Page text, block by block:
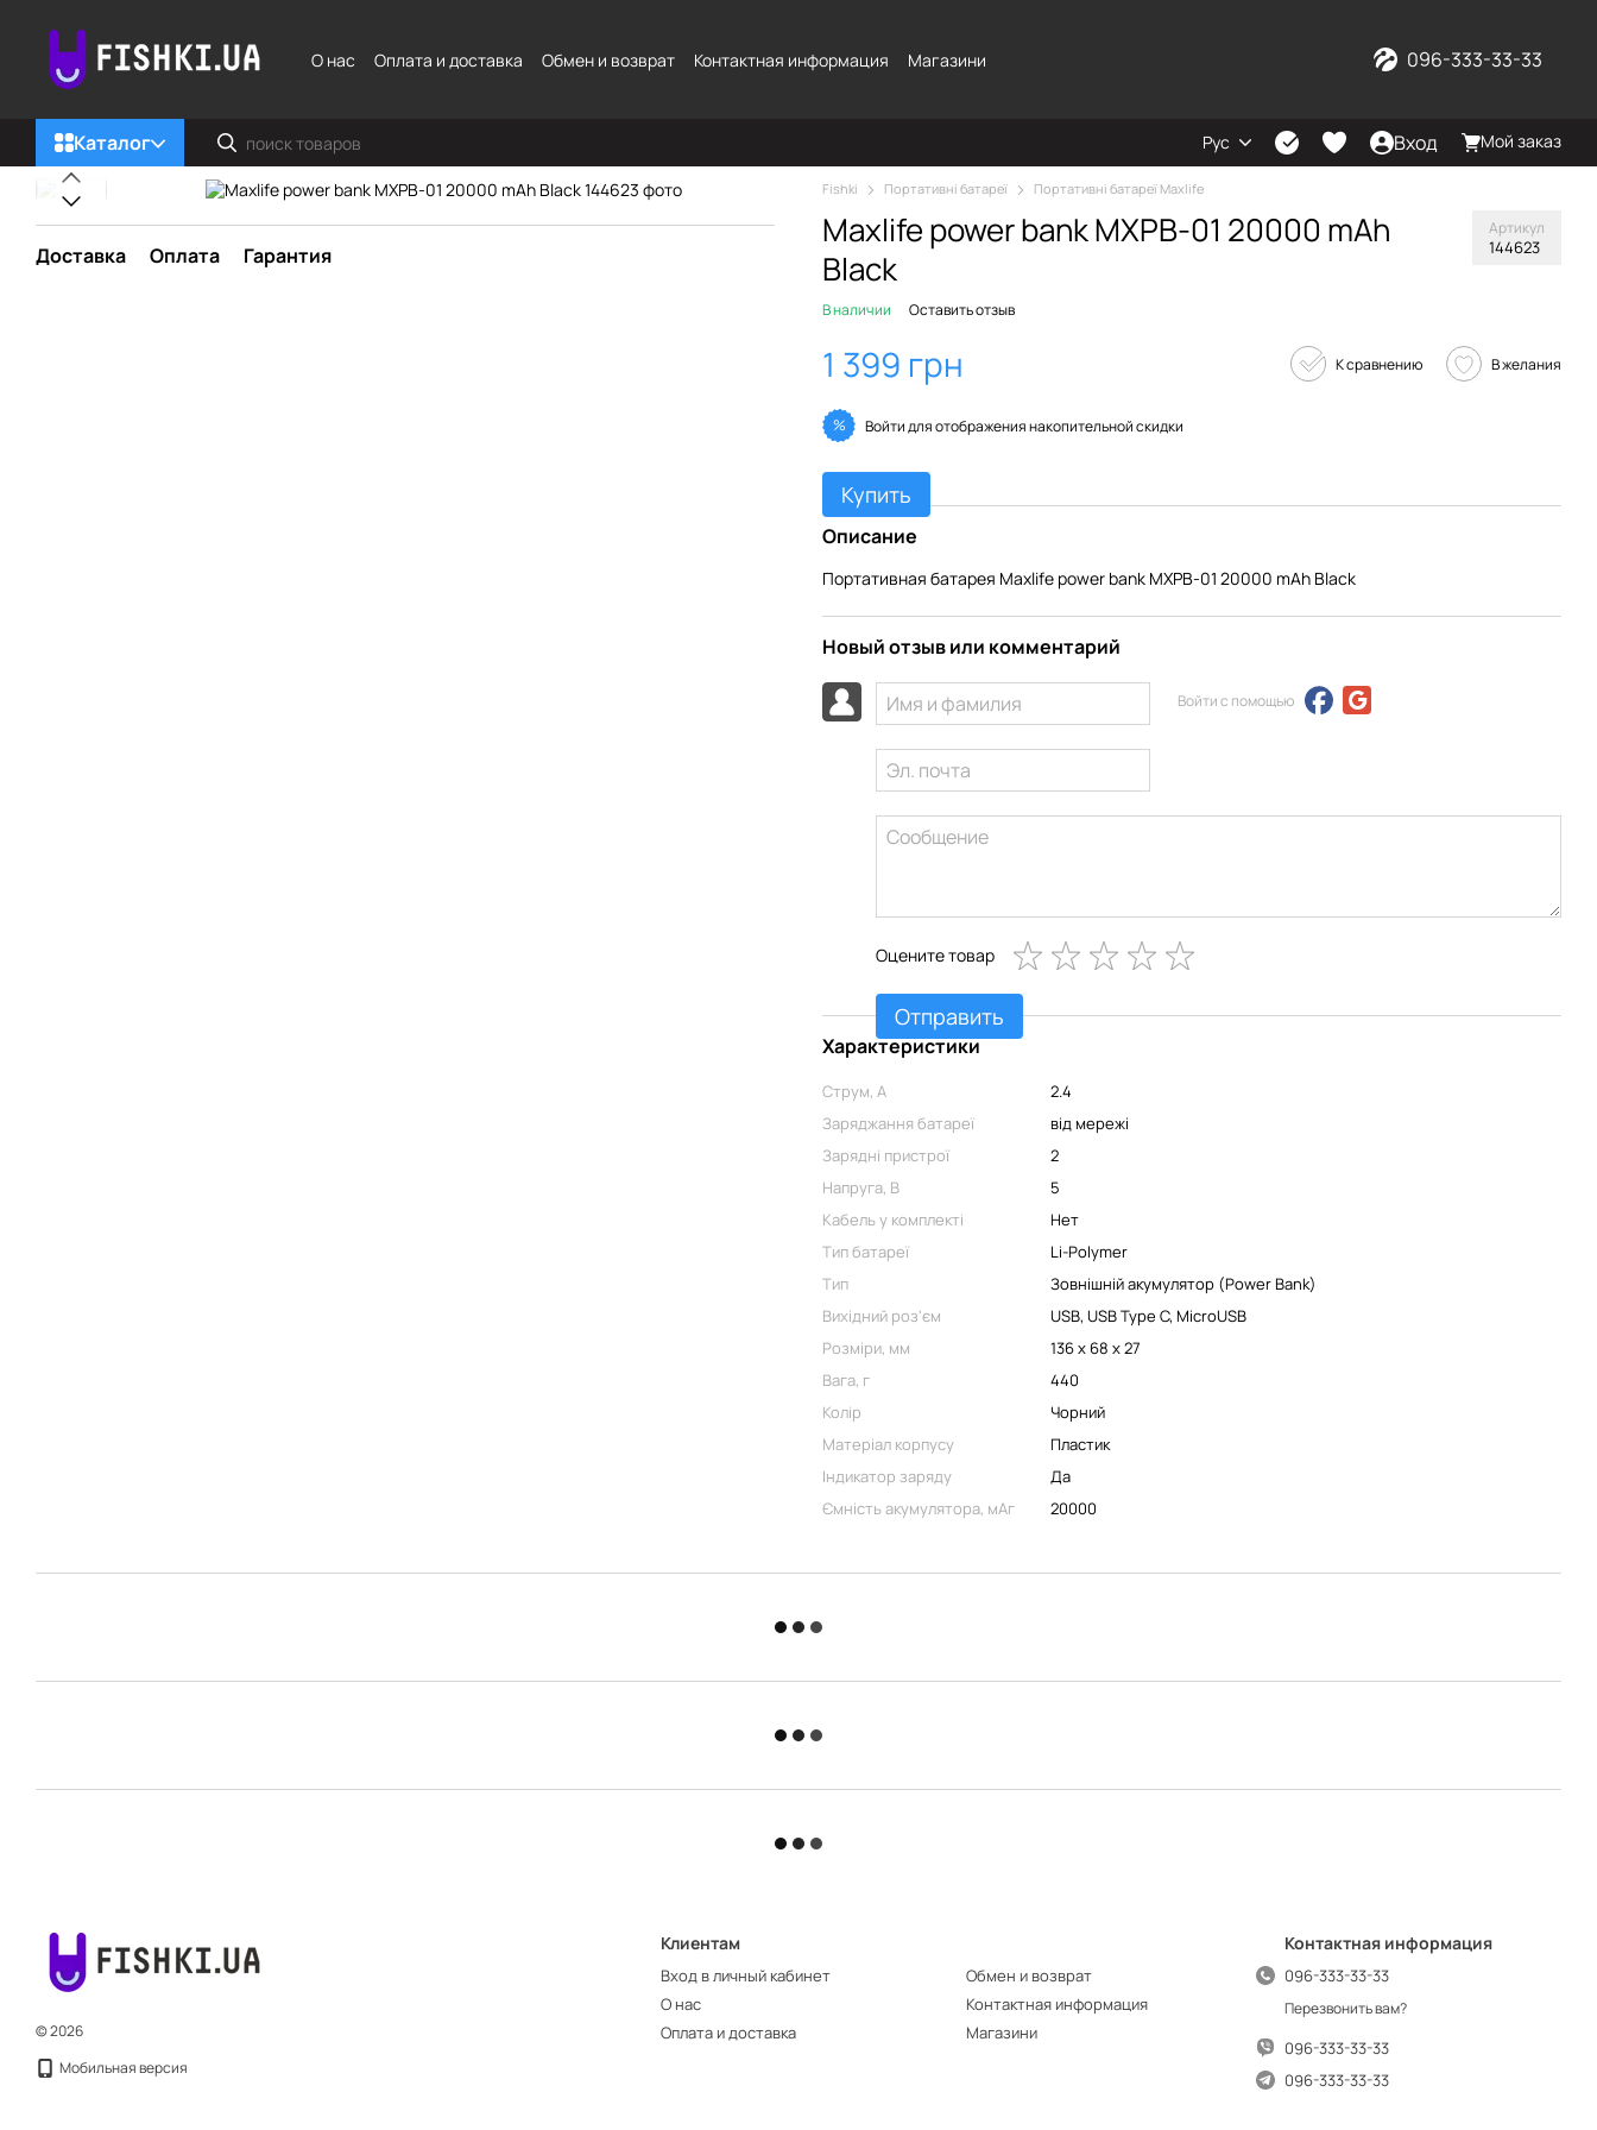
О нас
Оплата и доставка Обмен и возврат Контактная информация Магазини 096-333-33-33
Каталог Рус Вход Мой заказ
Доставка Оплата Гарантия
Fishki Портативні батареї Портативні батареї Maxlife
Maxlife power bank MXPB-01 20000 mAh
Black
Артикул
144623
В наличии Оставить отзыв
1 399 грн К сравнению В желания
% Войтидля отображения накопительной скидки
Купить
Описание
Портативная батарея Maxlife power bank MXPB-01 20000 mAh Black
Новый отзыв или комментарий
Войти с помощью
Оцените товар
Отправить
Характеристики
Струм, А
2.4
Заряджання батареї
від мережі
Зарядні пристрої
2
Напруга, В
5
Кабель у комплекті
Нет
Тип батареї
Li-Polymer
Тип
Зовнішній акумулятор (Power Bank)
Вихідний роз'єм
USB, USB Type C, MicroUSB
Розміри, мм
136 х 68 х 27
Вага, г
440
Колір
Чорний
Матеріал корпусу
Пластик
Індикатор заряду
Да
Ємність акумулятора, мАг
20000
© 2026
Мобильная версия
Клиентам
Вход в личный кабинет
О нас
Оплата и доставка
Обмен и возврат
Контактная информация
Магазини
Контактная информация
096-333-33-33
Перезвонить вам?
096-333-33-33
096-333-33-33